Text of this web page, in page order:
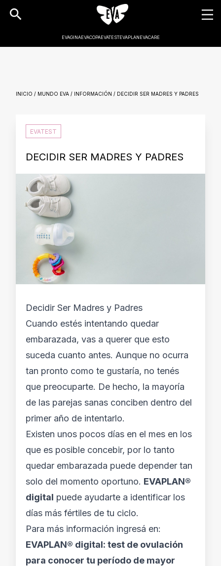
EVAGINAEVACOPAEVATESTEVAPLANEVACARE
INICIO / MUNDO EVA / INFORMACIÓN / DECIDIR SER MADRES Y PADRES
EVATEST
DECIDIR SER MADRES Y PADRES
Decidir Ser Madres y Padres
Cuando estés intentando quedar
embarazada, vas a querer que esto
suceda cuanto antes. Aunque no ocurra
tan pronto como te gustaría, no tenés
que preocuparte. De hecho, la mayoría
de las parejas sanas conciben dentro del
primer año de intentarlo.
Existen unos pocos días en el mes en los
que es posible concebir, por lo tanto
quedar embarazada puede depender tan
solo del momento oportuno. EVAPLAN®
digital puede ayudarte a identificar los
días más fértiles de tu ciclo.
Para más información ingresá en:
EVAPLAN® digital: test de ovulación
para conocer tu período de mayor